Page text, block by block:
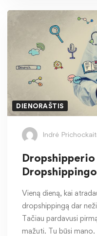
DIENORAŠTIS
Indrė
Vieną dieną, kai
dropshippingą dar
Tačiau pardavusi
mažuti. Tu būsi